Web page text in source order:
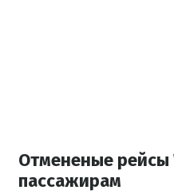
Отмененые рейсы
пассажирам